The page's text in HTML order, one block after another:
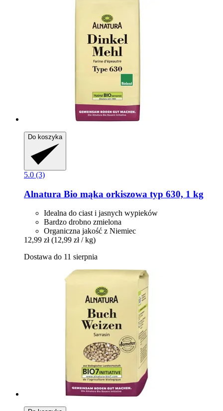
Do koszyka
5.0 (3)
Alnatura Bio mąka orkiszowa typ 630, 1 kg
Idealna do ciast i jasnych wypieków
Bardzo drobno zmielona
Organiczna jakość z Niemiec
12,99 zł (12,99 zł / kg)
Dostawa do 11 sierpnia